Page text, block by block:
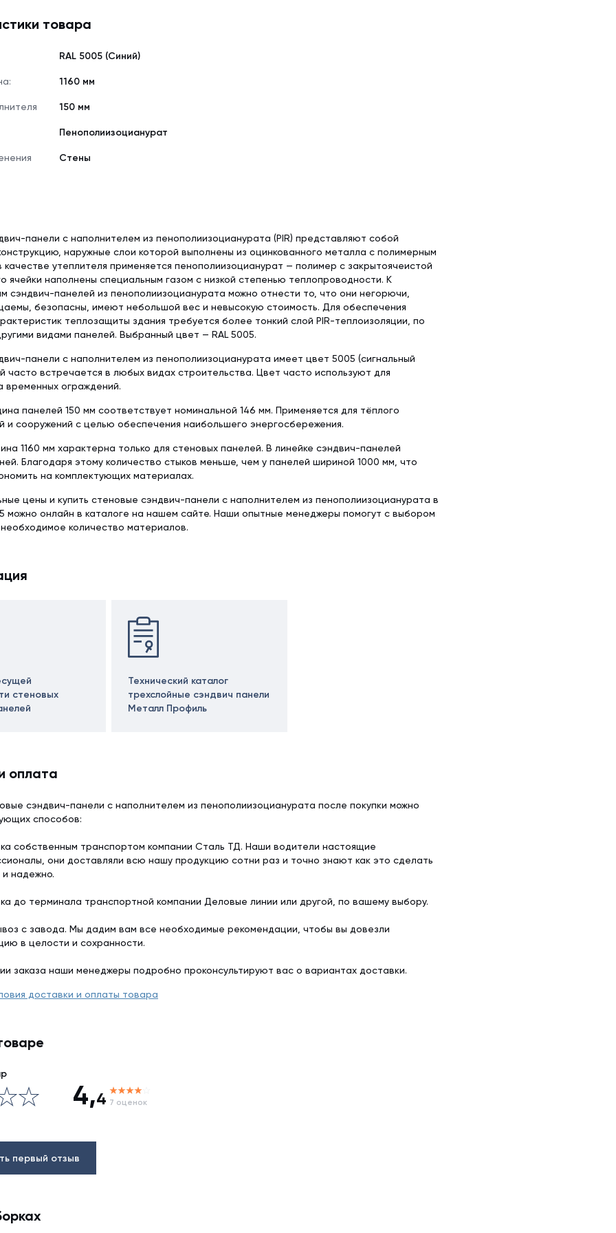
товара
RAL 5005 (Синий)
1160 мм
150 мм
Пенополиизоцианурат
Стены
панели с наполнителем из пенополиизоцианурата (PIR) представляют собой
наружные слои которой выполнены из оцинкованного металла с полимерным
качестве утеплителя применяется пенополиизоцианурат — полимер с закрытоячеистой
ячейки наполнены специальным газом с низкой степенью теплопроводности. К
сэндвич-панелей из пенополиизоцианурата можно отнести то, что они негорючи,
безопасны, имеют небольшой вес и невысокую стоимость. Для обеспечения
теплозащиты здания требуется более тонкий слой PIR-теплоизоляции, по
видами панелей. Выбранный цвет — RAL 5005.
панели с наполнителем из пенополиизоцианурата имеет цвет 5005 (сигнальный
часто встречается в любых видах строительства. Цвет часто используют для
временных ограждений.
панелей 150 мм соответствует номинальной 146 мм. Применяется для тёплого
и сооружений с целью обеспечения наибольшего энергосбережения.
1160 мм характерна только для стеновых панелей. В линейке сэндвич-панелей
Благодаря этому количество стыков меньше, чем у панелей шириной 1000 мм, что
на комплектующих материалах.
цены и купить стеновые сэндвич-панели с наполнителем из пенополиизоцианурата в
можно онлайн в каталоге на нашем сайте. Наши опытные менеджеры помогут с выбором
количество материалов.
стеновых
Технический каталог
трехслойные сэндвич панели
Металл Профиль
оплата
сэндвич-панели с наполнителем из пенополиизоцианурата после покупки можно
способов:
собственным транспортом компании Сталь ТД. Наши водители настоящие
они доставляли всю нашу продукцию сотни раз и точно знают как это сделать
надежно.
до терминала транспортной компании Деловые линии или другой, по вашему выбору.
с завода. Мы дадим вам все необходимые рекомендации, чтобы вы довезли
в целости и сохранности.
заказа наши менеджеры подробно проконсультируют вас о вариантах доставки.
доставки и оплаты товара
4,4 7 оценок
первый отзыв